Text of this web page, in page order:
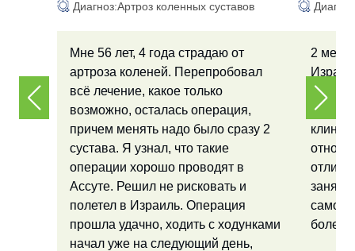
Диагноз:Артроз коленных суставов
Мне 56 лет, 4 года страдаю от
артроза коленей. Перепробовал
всё лечение, какое только
возможно, осталась операция,
причем менять надо было сразу 2
сустава. Я узнал, что такие
операции хорошо проводят в
Ассуте. Решил не рисковать и
полетел в Израиль. Операция
прошла удачно, ходить с ходунками
начал уже на следующий день,
2
болей